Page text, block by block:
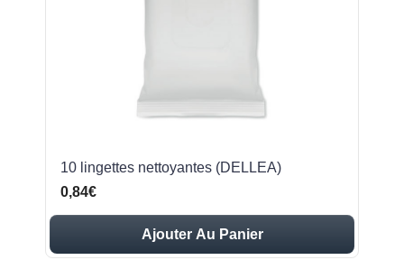
10 lingettes nettoyantes (DELLEA)
0,84€
Ajouter Au Panier